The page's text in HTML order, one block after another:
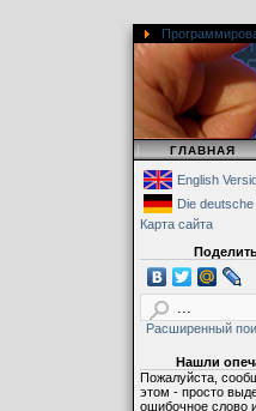
| ГЛАВНАЯ
English
Die
Карта сайта
Расширенный
Нашли
Пожалуйста,
этом - просто
ошибочное слово